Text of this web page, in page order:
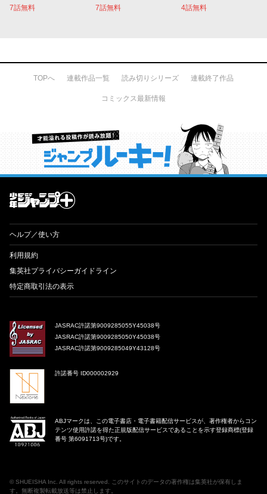
7話無料 7話無料 4話無料
TOPへ 連載作品一覧 読み切りシリーズ 連載終了作品
コミックス最新情報
才能溢れる投稿作が読み放題！ ジャンプルーキー！
ヘルプ／使い方
利用規約
集英社プライバシーガイドライン
特定商取引法の表示
JASRAC許諾第9009285055Y45038号
JASRAC許諾第9009285050Y45038号
JASRAC許諾第9009285049Y43128号
許諾番号 ID000002929
ABJマークは、この電子書店・電子書籍配信サービスが、著作権者からコン
テンツ使用許諾を得た正規版配信サービスであることを示す登録商標(登録
番号 第6091713号)です。
© SHUEISHA Inc . All rights reserved. このサイトのデータの著作権は集英社が保有しま
す。無断複製転載放送等は禁止します。